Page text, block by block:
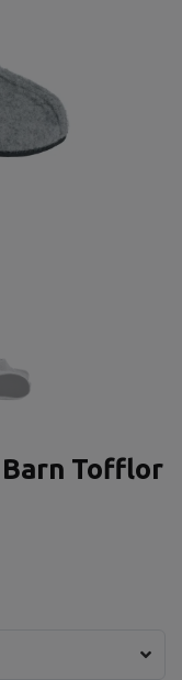
Tofflor